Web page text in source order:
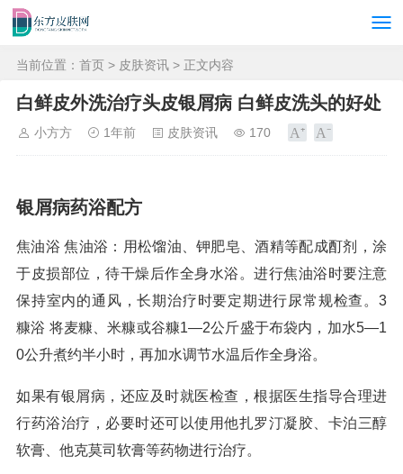
当前位置： 首页 > 皮肤资讯 > 正文内容
白鲜皮外洗治疗头皮银屑病 白鲜皮洗头的好处
小方方 1年前 皮肤资讯 170
银屑病药浴配方
焦油浴 焦油浴：用松馏油、钾肥皂、酒精等配成酊剂，涂
于皮损部位，待干燥后作全身水浴。进行焦油浴时要注意
保持室内的通风，长期治疗时要定期进行尿常规检查。3
糠浴 将麦糠、米糠或谷糠1—2公斤盛于布袋内，加水5—1
0公升煮约半小时，再加水调节水温后作全身浴。
如果有银屑病，还应及时就医检查，根据医生指导合理进
行药浴治疗，必要时还可以使用他扎罗汀凝胶、卡泊三醇
软膏、他克莫司软膏等药物进行治疗。